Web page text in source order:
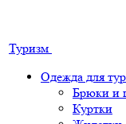
Туризм
Одежда для
Брюки и
Куртки